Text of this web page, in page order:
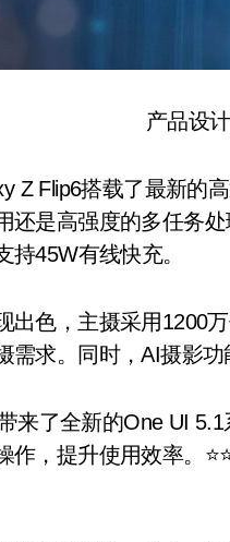
产品设
Flip6搭载了最新的高
还是高强度的多任务处
45W有线快充。
色，主摄采用1200万
需求。同时，AI摄影
了全新的One UI 5.1
作，提升使用效率。